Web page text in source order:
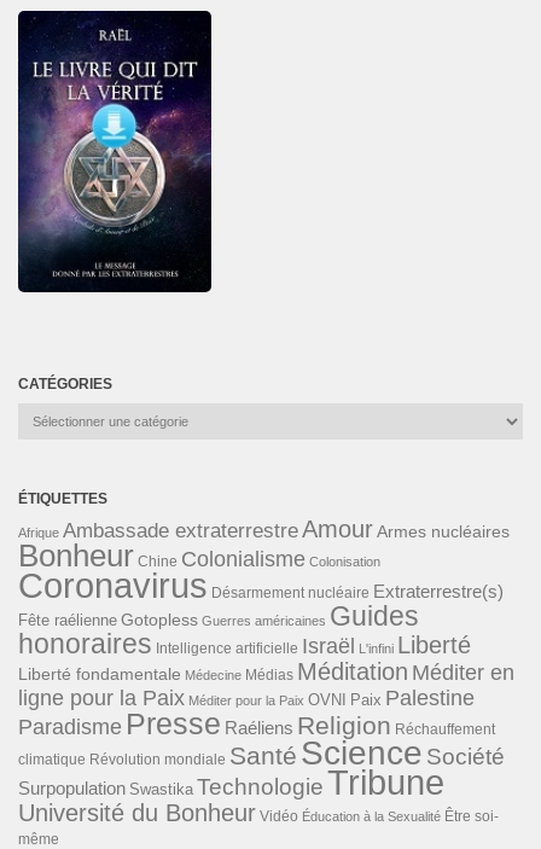
CATÉGORIES
Catégories
ÉTIQUETTES
Afrique Ambassade extraterrestreAmourArmes nucléaires
Bonheur Chine Colonialisme Colonisation
Coronavirus Désarmement nucléaire Extraterrestre(s)
Fête raélienne Gotopless Guerres américaines Guides
honoraires Intelligence artificielle Israël L'infini Liberté
Liberté fondamentale Médecine Médias Méditation Méditer en
ligne pour la Paix Méditer pour la Paix OVNI Paix Palestine
Paradisme Presse Raéliens Religion Réchauffement
climatique Révolution mondiale Santé Science Société
Surpopulation Swastika TechnologieTribune
Université du Bonheur Vidéo Éducation à la Sexualité Être soi-
même